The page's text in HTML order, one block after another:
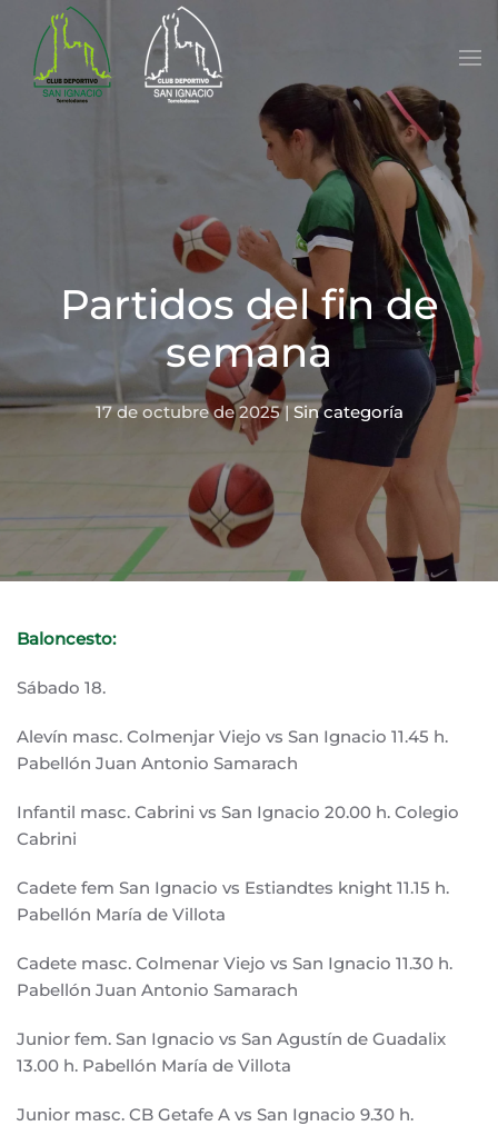
Skip to main content
Partidos del fin de
semana
17 de octubre de 2025| Sin categoría
Baloncesto:
Sábado 18.
Alevín masc. Colmenjar Viejo vs San Ignacio 11.45 h.
Pabellón Juan Antonio Samarach
Infantil masc. Cabrini vs San Ignacio 20.00 h. Colegio
Cabrini
Cadete fem San Ignacio vs Estiandtes knight 11.15 h.
Pabellón María de Villota
Cadete masc. Colmenar Viejo vs San Ignacio 11.30 h.
Pabellón Juan Antonio Samarach
Junior fem. San Ignacio vs San Agustín de Guadalix
13.00 h. Pabellón María de Villota
Junior masc. CB Getafe A vs San Ignacio 9.30 h.